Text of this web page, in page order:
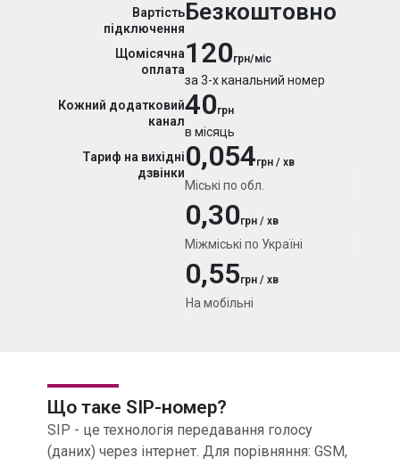
Вартість
підключення
Безкоштовно
Щомісячна
оплата120грн/міс
за 3-х канальний номер
Кожний додатковий
канал40грн
в місяць
Тариф на вихідні
дзвінки
Міські по обл.
0,054грн / хв
Міжміські по Україні
0,30грн / хв
На мобільні
0,55грн / хв
Що таке SIP-номер?
SIP - це технологія передавання голосу
(даних) через інтернет. Для порівняння: GSM,